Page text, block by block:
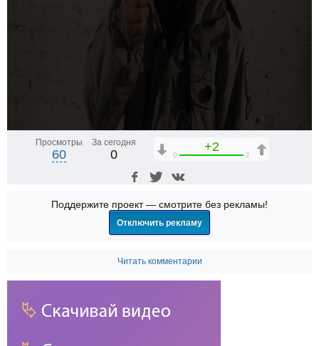
Просмотры
60
За сегодня
0
+2
0 2
Поддержите проект — смотрите без рекламы!
Отключить рекламу
Читать комментарии